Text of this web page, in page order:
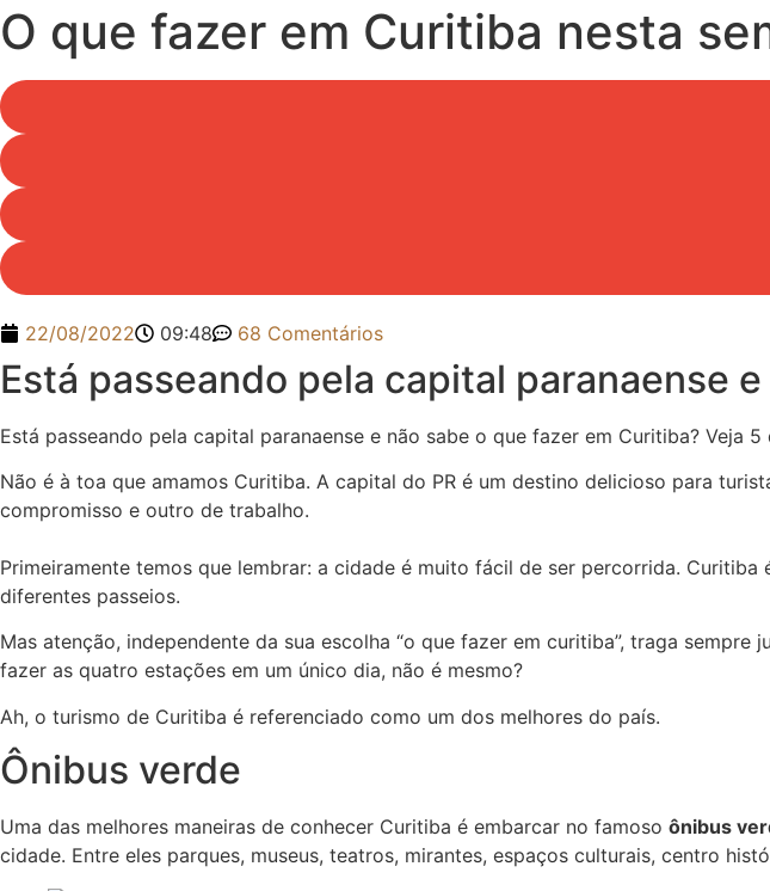
O que fazer em Curitiba nesta
22/08/2022 09:48 68 Comentários
Está passeando pela capital paranaense
Está passeando pela capital paranaense e não sabe o que fazer em Curitiba? Veja 5
Não é à toa que amamos Curitiba. A capital do PR é um destino delicioso para
compromisso e outro de trabalho.
Primeiramente temos que lembrar: a cidade é muito fácil de ser percorrida.
diferentes passeios.
Mas atenção, independente da sua escolha “o que fazer em curitiba”, traga
fazer as quatro estações em um único dia, não é mesmo?
Ah, o turismo de Curitiba é referenciado como um dos melhores do país.
Ônibus verde
Uma das melhores maneiras de conhecer Curitiba é embarcar no famoso ônibus
cidade. Entre eles parques, museus, teatros, mirantes, espaços culturais, centro